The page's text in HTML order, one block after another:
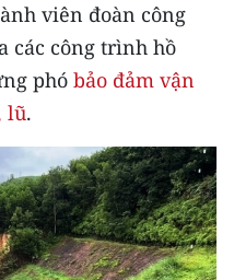
viên đoàn công
các công trình hồ
phó bảo đảm vận
lũ.